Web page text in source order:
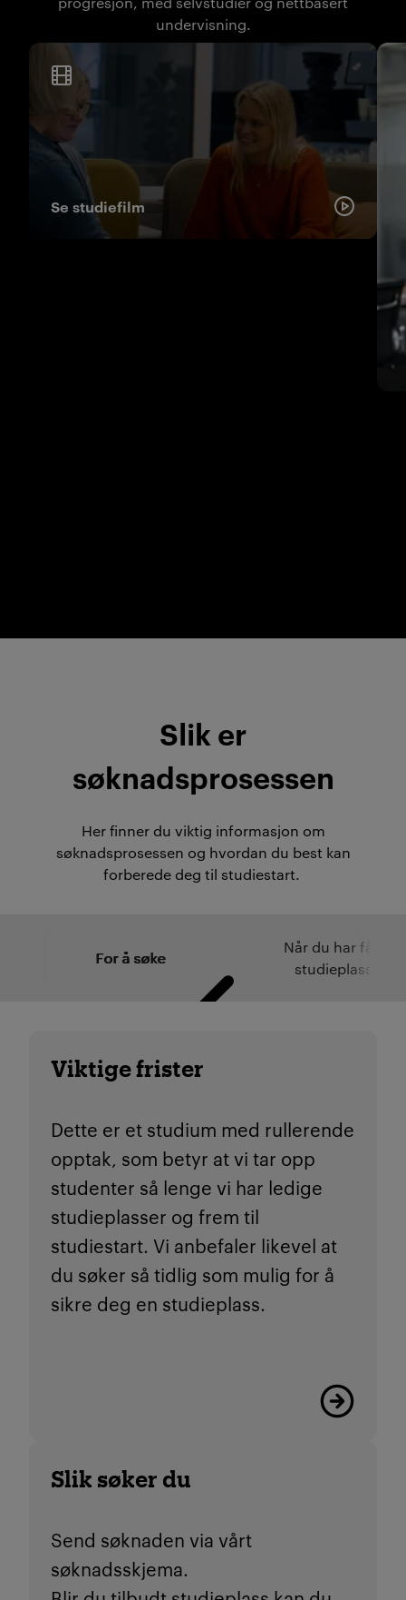
undervisning.
Se studiefilm
Slik er
søknadsprosessen
Her finner du viktig informasjon om
søknadsprosessen og hvordan du best kan
forberede deg til studiestart.
For å søke
Når du har fått
studieplass
Viktige frister
Dette er et studium med rullerende
opptak, som betyr at vi tar opp
studenter så lenge vi har ledige
studieplasser og frem til
studiestart. Vi anbefaler likevel at
du søker så tidlig som mulig for å
sikre deg en studieplass.
Viktige
Slik søker du
Send søknaden via vårt
søknadsskjema.